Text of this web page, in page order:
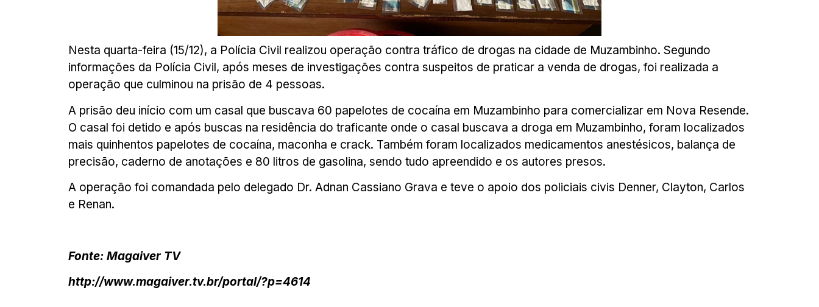
Nesta quarta-feira (15/12), a Polícia Civil realizou operação contra tráfico de drogas na cidade de Muzambinho. Segundo
informações da Polícia Civil, após meses de investigações contra suspeitos de praticar a venda de drogas, foi realizada a
operação que culminou na prisão de 4 pessoas.
A prisão deu início com um casal que buscava 60 papelotes de cocaína em Muzambinho para comercializar em Nova Resende.
O casal foi detido e após buscas na residência do traficante onde o casal buscava a droga em Muzambinho, foram localizados
mais quinhentos papelotes de cocaína, maconha e crack. Também foram localizados medicamentos anestésicos, balança de
precisão, caderno de anotações e 80 litros de gasolina, sendo tudo apreendido e os autores presos.
A operação foi comandada pelo delegado Dr. Adnan Cassiano Grava e teve o apoio dos policiais civis Denner, Clayton, Carlos
e Renan.
Fonte: Magaiver TV
http://www.magaiver.tv.br/portal/?p=4614